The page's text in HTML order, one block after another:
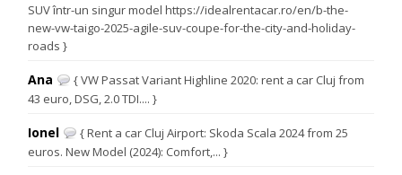
SUV într-un singur model https://idealrentacar.ro/en/b-the-
new-vw-taigo-2025-agile-suv-coupe-for-the-city-and-holiday-
roads }
Ana
{ VW Passat Variant Highline 2020: rent a car Cluj from
43 euro, DSG, 2.0 TDI.... }
Ionel
{ Rent a car Cluj Airport: Skoda Scala 2024 from 25
euros. New Model (2024): Comfort,... }